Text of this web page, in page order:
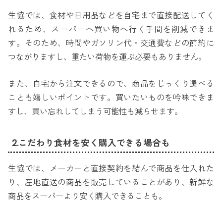
生協では、食材や日用品などを自宅まで直接配送してく
れるため、スーパーへ買い物へ行く手間を削減できま
す。そのため、時間やガソリン代・交通費などの節約に
つながりますし、重たい荷物を運ぶ必要もありません。
また、自宅から注文できるので、商品をじっくり選べる
ことも嬉しいポイントです。買いたいものを吟味できま
すし、買い忘れしてしまう可能性も減らせます。
2.こだわり食材を安く購入できる場合も
生協では、メーカーと直接契約を結んで商品を仕入れた
り、産地直送の商品を販売していることがあり、新鮮な
商品をスーパーより安く購入できることも。